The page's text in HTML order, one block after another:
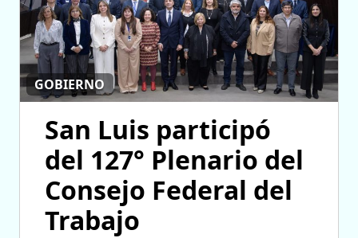
GOBIERNO
San Luis participó
del 127° Plenario del
Consejo Federal del
Trabajo